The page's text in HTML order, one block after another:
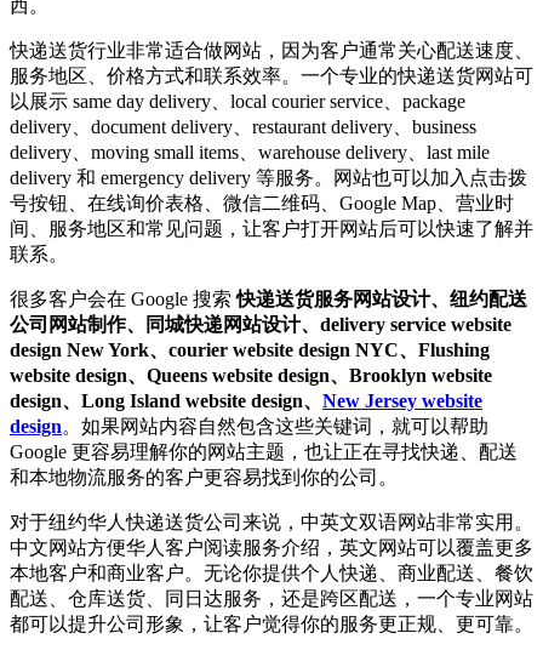
西。
快递送货行业非常适合做网站，因为客户通常关心配送速度、
服务地区、价格方式和联系效率。一个专业的快递送货网站可
以展示 same day delivery、local courier service、package
delivery、document delivery、restaurant delivery、business
delivery、moving small items、warehouse delivery、last mile
delivery 和 emergency delivery 等服务。网站也可以加入点击拨
号按钮、在线询价表格、微信二维码、Google Map、营业时
间、服务地区和常见问题，让客户打开网站后可以快速了解并
联系。
很多客户会在 Google 搜索快递送货服务网站设计、纽约配送
公司网站制作、同城快递网站设计、delivery service website
design New York、courier website design NYC、Flushing
website design、Queens website design、Brooklyn website
design、Long Island website design、 New Jersey website
design。如果网站内容自然包含这些关键词，就可以帮助
Google 更容易理解你的网站主题，也让正在寻找快递、配送
和本地物流服务的客户更容易找到你的公司。
对于纽约华人快递送货公司来说，中英文双语网站非常实用。
中文网站方便华人客户阅读服务介绍，英文网站可以覆盖更多
本地客户和商业客户。无论你提供个人快递、商业配送、餐饮
配送、仓库送货、同日达服务，还是跨区配送，一个专业网站
都可以提升公司形象，让客户觉得你的服务更正规、更可靠。